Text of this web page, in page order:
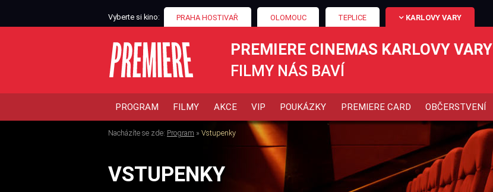
Vyberte si kino: PRAHA HOSTIVAŘ OLOMOUC TEPLICE KARLOVY VARY
PREMIERE CINEMAS KARLOVY VARY
FILMY NÁS BAVÍ
PROGRAM FILMY AKCE VIP POUKÁZKY PREMIERE CARD OBČERSTVENÍ
Nacházíte se zde: Program » Vstupenky
VSTUPENKY